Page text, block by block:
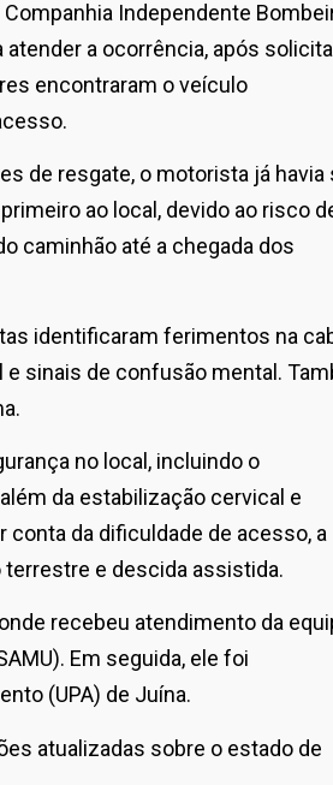
Independente
a ocorrência, após
encontraram o veículo
de resgate, o motorista já havia
ao local, devido ao risco
caminhão até a chegada dos
identificaram ferimentos na
sinais de confusão mental.
no local, incluindo o
da estabilização cervical e
da dificuldade de acesso, a
e descida assistida.
recebeu atendimento da
Em seguida, ele foi
(UPA) de Juína.
atualizadas sobre o estado de